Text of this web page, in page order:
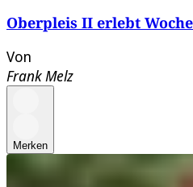
Oberpleis II erlebt
Von
Frank Melz
Merken